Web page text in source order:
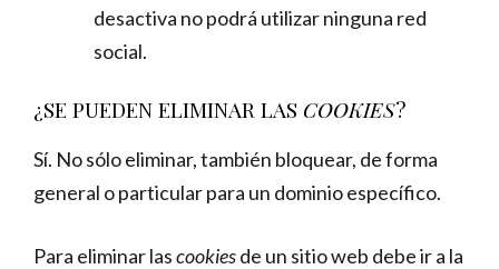
desactiva no podrá utilizar ninguna red
social.
¿SE PUEDEN ELIMINAR LAS COOKIES?
Sí. No sólo eliminar, también bloquear, de forma
general o particular para un dominio específico.
Para eliminar lascookiesde un sitio web debe ir a la